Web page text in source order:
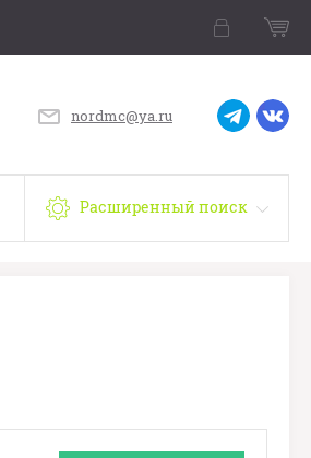
nordmc@ya.ru
Расширенный поиск